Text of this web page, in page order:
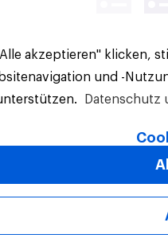
akzeptieren" klicken,
und -
Datenschutz